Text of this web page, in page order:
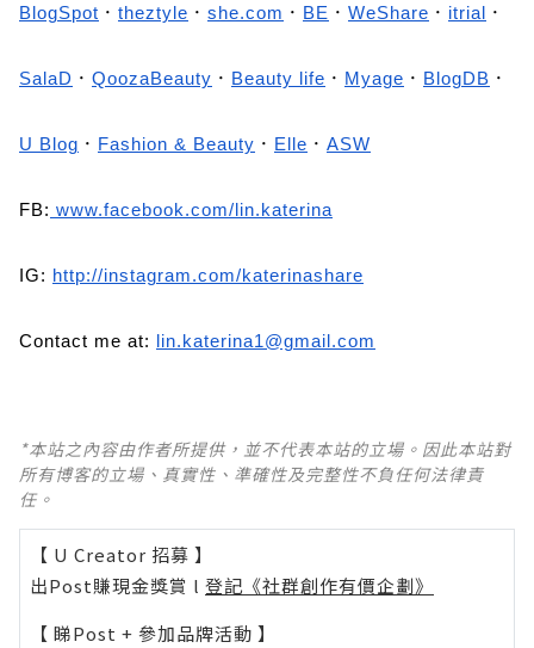
BlogSpot ． theztyle ． she.com ． BE ． WeShare ． itrial ．
SalaD ． QoozaBeauty ． Beauty life ． Myage ． BlogDB ．
U Blog ． Fashion & Beauty ． Elle ． ASW
FB: www.facebook.com/lin.katerina
IG: http://instagram.com/katerinashare
Contact me at: lin.katerina1@gmail.com
*本站之內容由作者所提供，並不代表本站的立場。因此本站對
所有博客的立場、真實性、準確性及完整性不負任何法律責
任。
【 U Creator 招募 】
出Post賺現金獎賞 l 登記《社群創作有價企劃》
【 睇Post + 參加品牌活動 】